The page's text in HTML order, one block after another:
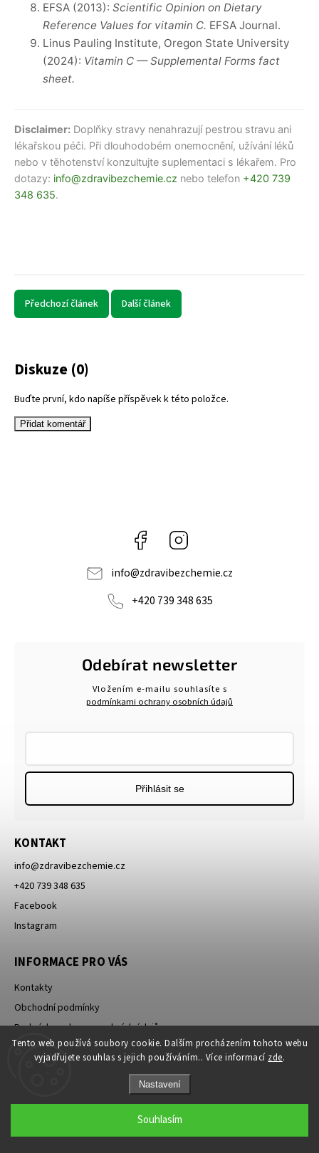
Tento web používá soubory cookie. Dalším procházením tohoto webu
vyjadřujete souhlas s jejich používáním.. Více informací zde.
Nastavení
Souhlasím
EFSA (2013): Scientific Opinion on Dietary
Reference Values for vitamin C. EFSA Journal.
Linus Pauling Institute, Oregon State University
(2024): Vitamin C — Supplemental Forms fact
sheet.
Disclaimer: Doplňky stravy nenahrazují pestrou stravu ani
lékařskou péči. Při dlouhodobém onemocnění, užívání léků
nebo v těhotenství konzultujte suplementaci s lékařem. Pro
dotazy: info@zdravibezchemie.cz nebo telefon +420 739
348 635.
Předchozí článek Další článek
Diskuze (0)
Buďte první, kdo napíše příspěvek k této položce.
Přidat komentář
Facebook
info@zdravibezchemie.cz
+420 739 348 635
KONTAKT
info@zdravibezchemie.cz
+420 739 348 635
Facebook
Instagram
INFORMACE PRO VÁS
Kontakty
Obchodní podmínky
Podmínky ochrany osobních údajů
Dodací podmínky
Reklamační řád
Cookies
Odebírat newsletter
Vložením e-mailu souhlasíte s
podmínkami ochrany osobních údajů
Přihlásit se